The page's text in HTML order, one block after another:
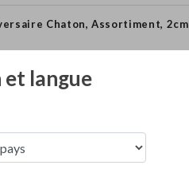
Chaton, Assortiment, 2cm
et langue